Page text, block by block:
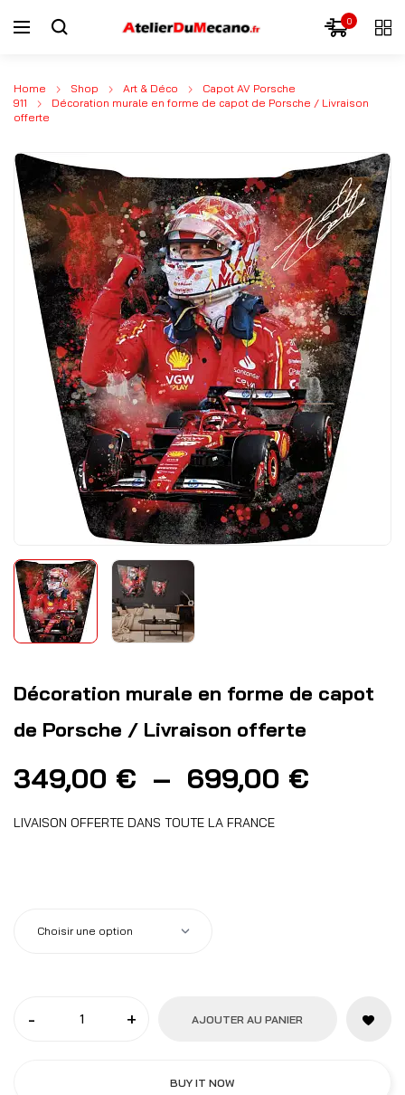
0
Home Shop Art & Déco
Capot AV Porsche
911
Décoration murale en forme de capot de Porsche / Livraison
offerte
Décoration murale en forme de capot
de Porsche / Livraison offerte
349,00 € – 699,00 €
LIVAISON OFFERTE DANS TOUTE LA FRANCE
- + AJOUTER AU PANIER
BUY IT NOW